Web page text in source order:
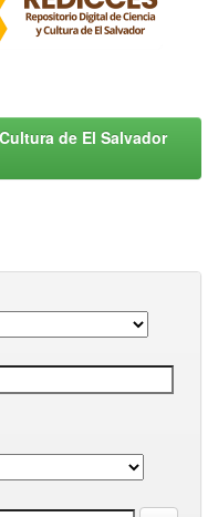
de El Salvador